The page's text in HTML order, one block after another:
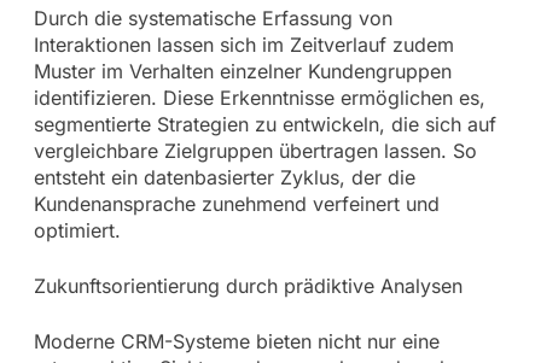
Durch die systematische Erfassung von
Interaktionen lassen sich im Zeitverlauf zudem
Muster im Verhalten einzelner Kundengruppen
identifizieren. Diese Erkenntnisse ermöglichen es,
segmentierte Strategien zu entwickeln, die sich auf
vergleichbare Zielgruppen übertragen lassen. So
entsteht ein datenbasierter Zyklus, der die
Kundenansprache zunehmend verfeinert und
optimiert.
Zukunftsorientierung durch prädiktive Analysen
Moderne CRM-Systeme bieten nicht nur eine